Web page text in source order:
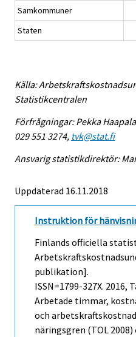
Samkommuner
Staten
Källa:
Statistikcentralen
Förfrågningar: Pekka
029 551 3274, tvk@stat.fi
Ansvarig statistikdirektör:
Uppdaterad 16.11.2018
Instruktion för
Finlands officiella
publikation].
ISSN=1799-327X. 2016,
Arbetade timmar,
och
näringsgren (TOL